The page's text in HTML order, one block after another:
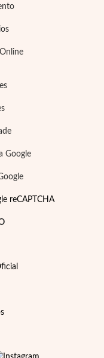
Google
reCAPTCHA